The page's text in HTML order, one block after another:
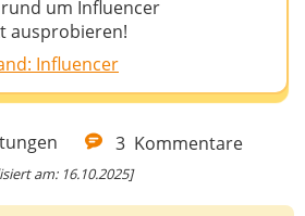
3 Kommentare
am: 16.10.2025]
um Influencer
ausprobieren!
Influencer